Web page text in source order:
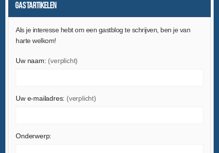
Gastartikelen
Als je interesse hebt om een ​​gastblog te schrijven, ben je van
harte welkom!
Uw naam: (verplicht)
Uw e-mailadres: (verplicht)
Onderwerp: